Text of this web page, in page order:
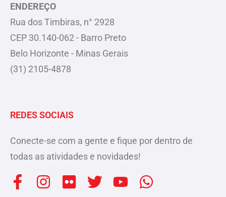
ENDEREÇO
Rua dos Timbiras, n° 2928
CEP 30.140-062 - Barro Preto
Belo Horizonte - Minas Gerais
(31) 2105-4878
REDES SOCIAIS
Conecte-se com a gente e fique por dentro de
todas as atividades e novidades!
F I F T Y W